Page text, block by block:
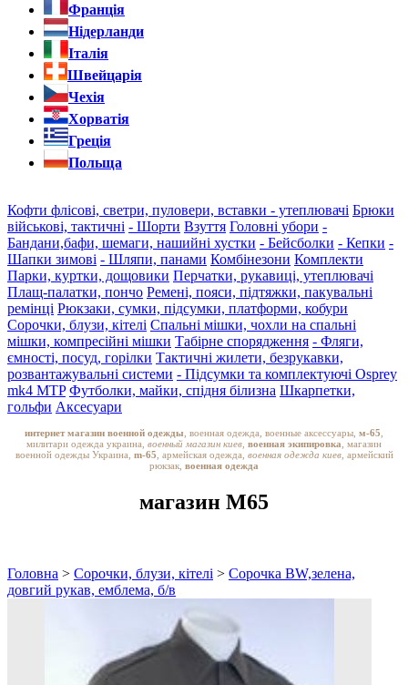
Франція
Нідерланди
Італія
Швейцарія
Чехія
Хорватія
Греція
Польща
Кофти флісові, светри, пуловери, вставки - утеплювачі Брюки
військові, тактичні - Шорти Взуття Головні убори -
Бандани,бафи, шемаги, нашийні хустки - Бейсболки - Кепки -
Шапки зимові - Шляпи, панами Комбінезони Комплекти
Парки, куртки, дощовики Перчатки, рукавиці, утеплювачі
Плащ-палатки, пончо Ремені, пояси, підтяжки, пакувальні
ремінці Рюкзаки, сумки, підсумки, платформи, кобури
Сорочки, блузи, кітелі Спальні мішки, чохли на спальні
мішки, компресійні мішки Табірне спорядження - Фляги,
ємності, посуд, горілки Тактичні жилети, безрукавки,
розвантажувальні системи - Підсумки та комплектуючі Osprey
mk4 MTP Футболки, майки, спідня білизна Шкарпетки,
гольфи Аксесуари
интернет магазин военной одежды , военная одежда, военные аксессуары, м-65
милитари одежда украина, военный магазин киев, военная экипировка , магазин
военной одежды Украина, m-65 , армейская одежда, военная одежда киев, армейский
рюкзак, военная одежда
магазин M65
Головна > Сорочки, блузи, кітелі > Сорочка BW,зелена,
довгий рукав, емблема, б/в